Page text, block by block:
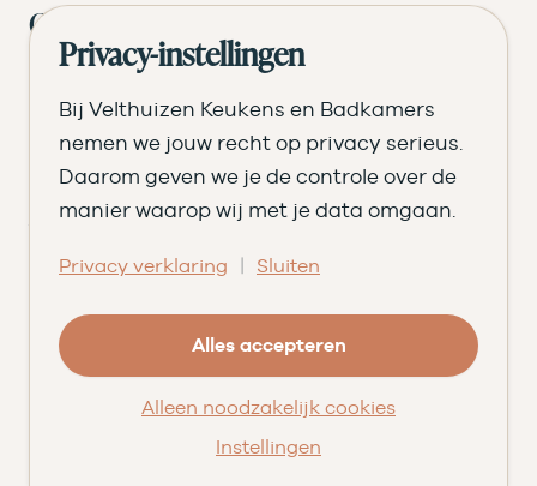
Ontdek wat bij je past
Jouw smaak is uniek.
Verken jouw keuken
Ontvang het magazine
Wat kan er met jouw budget?
De mogelijkheden zijn eindeloos.
Stel jouw keuken samen
Begroot jouw badkamer
Neem contact op
Privacy-instellingen
Bij Velthuizen Keukens en Badkamers
nemen we jouw recht op privacy serieus.
Daarom geven we je de controle over de
manier waarop wij met je data omgaan.
Privacy verklaring | Sluiten
Alles accepteren
Alleen noodzakelijk cookies
Instellingen